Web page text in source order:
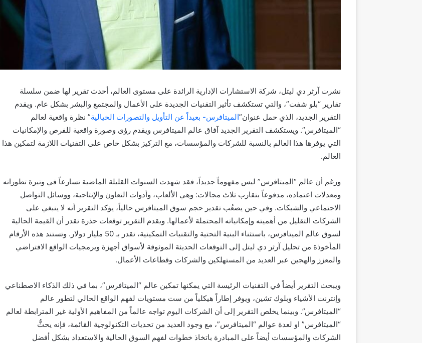
نشرت آرثر دي ليتل، شركة الاستشارات الإدارية الرائدة على مستوى العالم، أحدث تقرير لها ضمن سلسلة
تقارير “بلو شفت”، والتي تستكشف تأثير التقنيات الجديدة على الأعمال والمجتمع والبشر بشكل عام. ويقدم
التقرير الجديد، الذي حمل عنوان”الميتافرس- بعيداً عن التأويل والتصورات الخيالية” نظرة واقعية لعالم
“الميتافرس”. ويستكشف التقرير الجديد آفاق عالم الميتافرس ويقدم رؤى وصورة واقعية للفرص والإمكانيات
التي يوفرها هذا العالم بالنسبة للشركات والمؤسسات، مع التركيز بشكل خاص على التقنيات اللازمة لتمكين هذا
العالم.
ورغم أن عالم “الميتافرس” ليس مفهوماً جديداً، فقد شهدت السنوات القليلة الماضية تسارعاً في وتيرة تطوراته
ومعدلات اعتماده، مدفوعاً بتقارب ثلاث مجالات: وهي الألعاب، وأدوات التعاون والإنتاجية، ووسائل التواصل
الاجتماعي والشبكات. وفي حين يصعُب تقدير حجم سوق الميتافرس حالياً، يؤكد التقرير أنه لا ينبغي على
الشركات التقليل من أهميته وإمكانياته المحتملة لأعمالها. ويقدم التقرير توقعات حذرة تقدر أن القيمة الحالية
لسوق عالم الميتافرس، باستثناء البنية التحتية والتقنيات التمكينية، تقدر بـ 50 مليار دولار. وتستند هذه الأرقام
المأخوذة من تحليل آرثر دي ليتل إلى التوقعات الحديثة الموثوقة لأسواق أجهزة وبرمجيات الواقع الافتراضي
والمعزز والهجين عبر العديد من المستهلكين والشركات وقطاعات الأعمال.
ويبحث التقرير أيضاً في التقنيات الرئيسة التي يمكنها تمكين عالم “الميتافرس”، بما في ذلك الذكاء الاصطناعي
وإنترنت الأشياء وبلوك تشين، ويوفر إطاراً هيكلياً من ست مستويات لفهم الواقع الحالي لتطور عالم
“الميتافرس”. وبينما يخلص التقرير إلى أن الشركات اليوم تواجه عالماً من المفاهيم الأولية غير المترابطة لعالم
“الميتافرس” او لعدة عوالم “الميتافرس”، مع وجود العديد من تحديات التكنولوجية القائمة، فإنه يحثُّ
الشركات والمؤسسات أيضاً على المبادرة باتخاذ خطوات لفهم السوق الحالية والاستعداد بشكل أفضل